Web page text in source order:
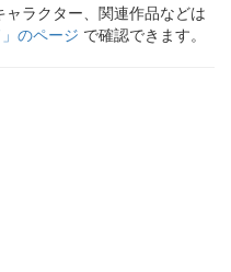
ラクター、関連作品などは
」のページ で確認できます。